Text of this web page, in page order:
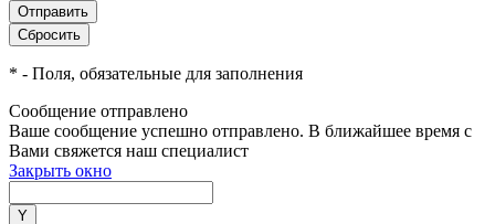
* - Поля, обязательные для заполнения
Сообщение отправлено
Ваше сообщение успешно отправлено. В ближайшее время с
Вами свяжется наш специалист
Закрыть окно